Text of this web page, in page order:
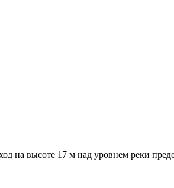
на высоте 17 м над уровнем реки